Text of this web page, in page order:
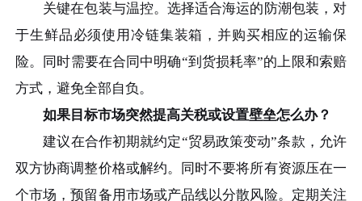
关键在包装与温控。选择适合海运的防潮包装，对
于生鲜品必须使用冷链集装箱，并购买相应的运输保
险。同时需要在合同中明确“到货损耗率”的上限和索赔
方式，避免全部自负。
如果目标市场突然提高关税或设置壁垒怎么办？
建议在合作初期就约定“贸易政策变动”条款，允许
双方协商调整价格或解约。同时不要将所有资源压在一
个市场，预留备用市场或产品线以分散风险。定期关注